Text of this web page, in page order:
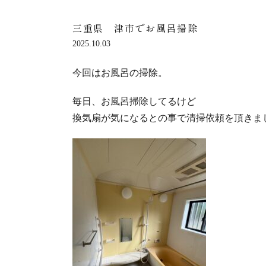
三重県 津市でお風呂掃除
2025.10.03
今回はお風呂の掃除。
毎日、お風呂掃除してるけど
換気扇が気になるとの事で清掃依頼を頂きま